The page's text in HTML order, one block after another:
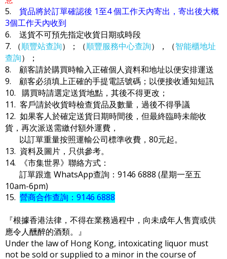
5. 貨品將於訂單確認後 1至4 個工作天內寄出，寄出後大概
3個工作天內收到
6. 送貨不可預先指定收貨日期或時段
7. （順豐站查詢）；（順豐服務中心查詢），（智能櫃地址
查詢）；
8. 顧客請於購買時輸入正確個人資料和地址以便安排運送
9. 顧客必須填上正確的手提電話號碼；以便接收通知短訊
10. 購買時請選定送貨地點，其後不得更改；
11. 客戶請於收貨時檢查貨品及數量，過後不得爭議
12. 如果客人於確定送貨日期時間後，但最終臨時未能收
貨，再次派送需繳付額外運費，
以訂單重量按照運輸公司標準收費，80元起。
13. 資料及圖片，只供參考。
14. 《市集世界》聯絡方式：
訂單跟進 WhatsApp查詢：9146 6888 (星期一至五
10am-6pm)
15. 營商合作查詢：9146 6888
『根據香港法律，不得在業務過程中，向未成年人售賣或供
應令人醺醉的酒類。』
Under the law of Hong Kong, intoxicating liquor must
not be sold or supplied to a minor in the course of